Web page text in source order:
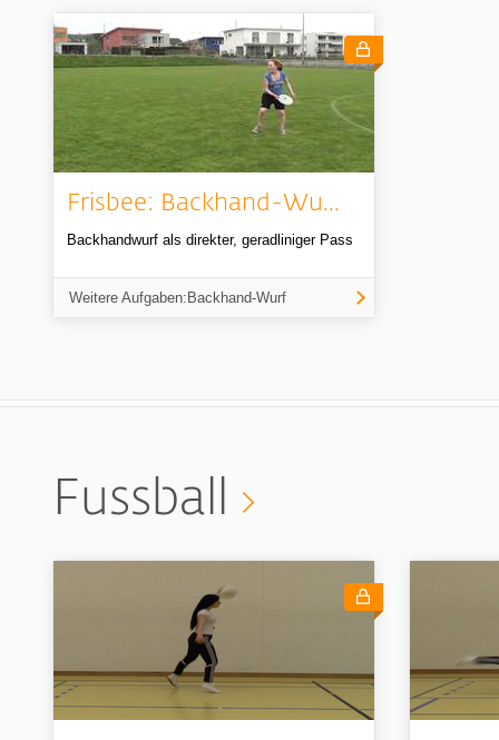
Frisbee: Backhand-Wu...
Backhandwurf als direkter, geradliniger Pass
Weitere Aufgaben:Backhand-Wurf
Fussball